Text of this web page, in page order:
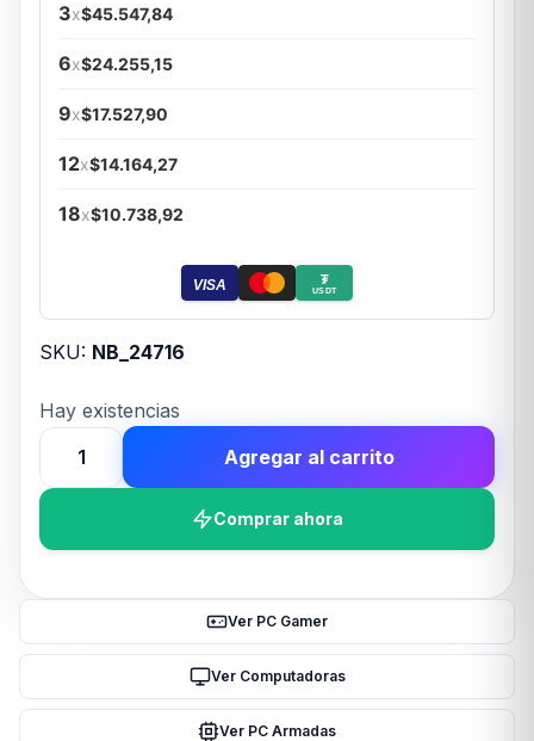
3x$45.547,84
6x$24.255,15
9x$17.527,90
12x$14.164,27
18x$10.738,92
VISA ₮
USDT
SKU: NB_24716
Hay existencias
AURICULAR
GAMER
cantidad
Agregar al carrito
Comprar ahora
Ver PC Gamer
Ver Computadoras
Ver PC Armadas